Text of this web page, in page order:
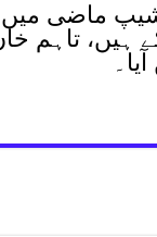
ماضی
ہیں، تاہم